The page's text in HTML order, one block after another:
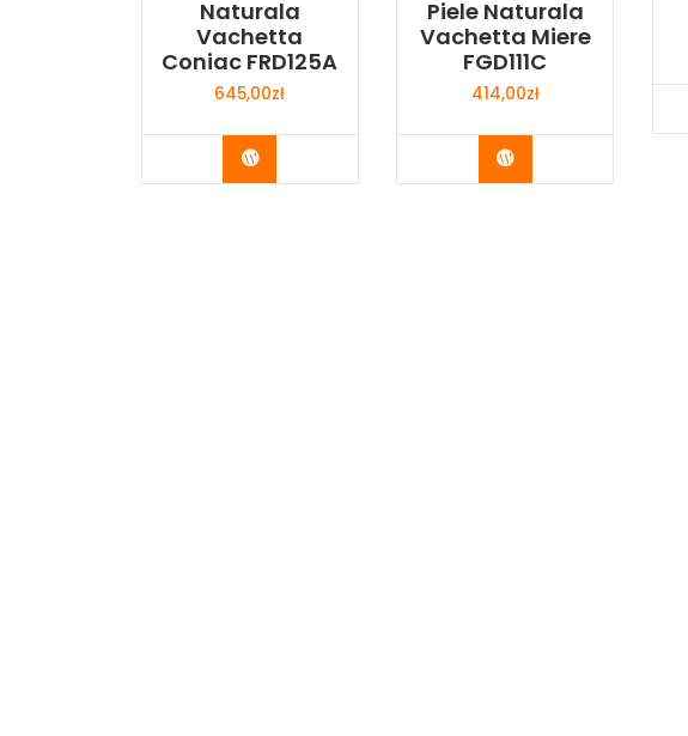
Naturala
Vachetta
Coniac FRD125A
645,00zł
Buy Now
Piele Naturala
Vachetta Miere
FGD111C
414,00zł
Buy Now